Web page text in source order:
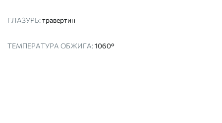
ГЛАЗУРЬ:травертин
ТЕМПЕРАТУРА ОБЖИГА:1060°